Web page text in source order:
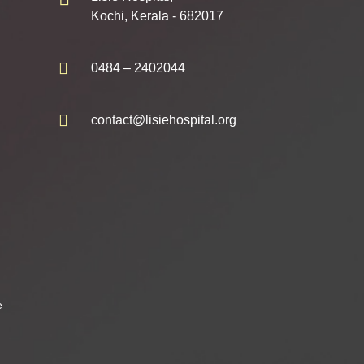
Kochi, Kerala - 682017
0484 – 2402044
contact@lisiehospital.org